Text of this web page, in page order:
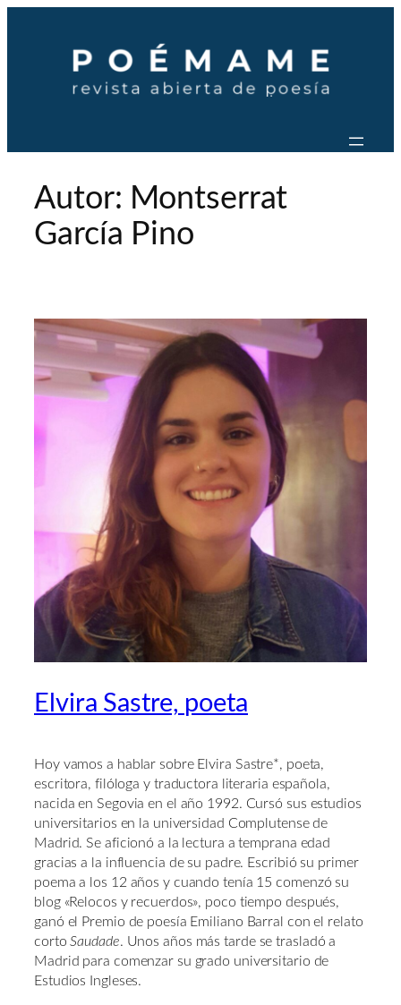
contenido
Autor: Montserrat
García Pino
Elvira Sastre, poeta
Hoy vamos a hablar sobre Elvira Sastre*, poeta,
escritora, filóloga y traductora literaria española,
nacida en Segovia en el año 1992. Cursó sus estudios
universitarios en la universidad Complutense de
Madrid. Se aficionó a la lectura a temprana edad
gracias a la influencia de su padre. Escribió su primer
poema a los 12 años y cuando tenía 15 comenzó su
blog «Relocos y recuerdos», poco tiempo después,
ganó el Premio de poesía Emiliano Barral con el relato
cortoSaudade. Unos años más tarde se trasladó a
Madrid para comenzar su grado universitario de
Estudios Ingleses.